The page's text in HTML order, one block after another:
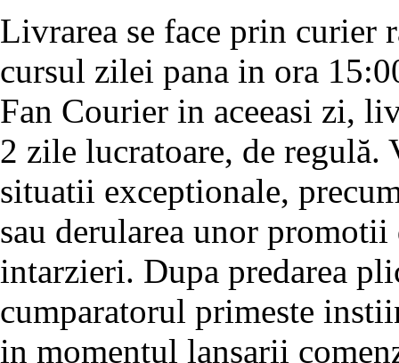
Livrarea se face prin curier
cursul zilei pana in ora
Fan Courier in aceeasi zi,
2 zile lucratoare, de regulă.
situatii exceptionale,
sau derularea unor
intarzieri. Dupa predarea
cumparatorul primeste
in momentul lansarii